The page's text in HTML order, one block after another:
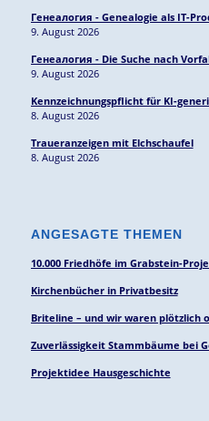
Генеалогия - Genealogie als IT-
9. August 2026
Генеалогия - Die Suche nach
9. August 2026
Kennzeichnungspflicht für KI-
8. August 2026
Traueranzeigen mit Elchschaufel
8. August 2026
ANGESAGTE THEMEN
10.000 Friedhöfe im Grabstein-
Kirchenbücher in Privatbesitz
Briteline – und wir waren plötzlich
Zuverlässigkeit Stammbäume bei
Projektidee Hausgeschichte